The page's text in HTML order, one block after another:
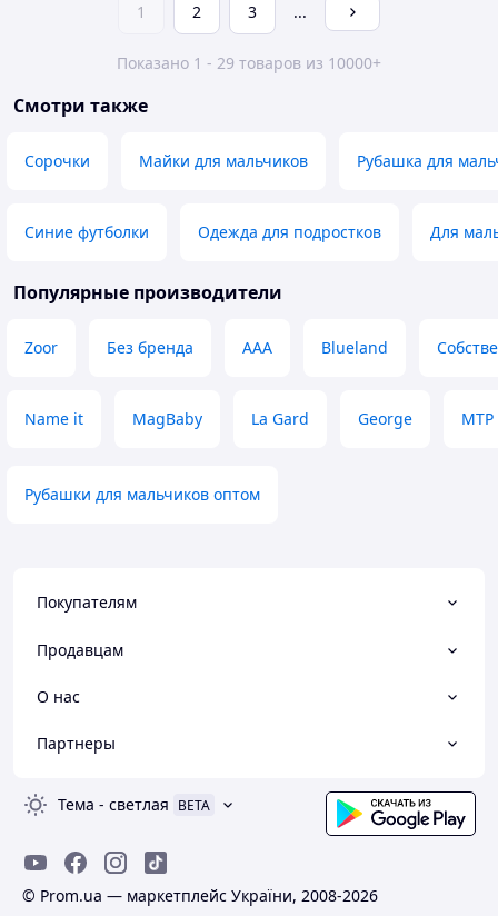
1 2 3 ...
Показано 1 - 29 товаров из 10000+
Смотри также
Сорочки Майки для мальчиков Рубашка для
Синие футболки Одежда для подростков Для
Популярные производители
Zoor Без бренда ААА Blueland
Name it MagBaby La Gard George MTP
Рубашки для мальчиков оптом
Покупателям
Продавцам
О нас
Партнеры
Тема - светлая BETA
© Prom.ua — маркетплейс України, 2008-2026